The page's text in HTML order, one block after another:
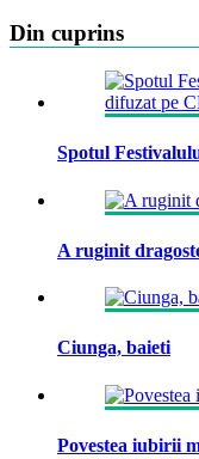
Din cuprins
Spotul
A ruginit
Ciunga, baieti
Povestea iubirii